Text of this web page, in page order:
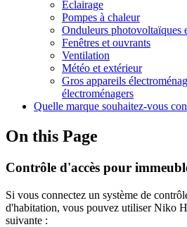
Éclairage
Pompes à chaleur
Onduleurs photovoltaïques
Fenêtres et ouvrants
Ventilation
Météo et extérieur
Gros appareils
électroménagers
Quelle marque souhaitez-vous
On this Page
Contrôle d'accès pour
Si vous connectez un système de
d'habitation, vous pouvez utiliser Niko
suivante :